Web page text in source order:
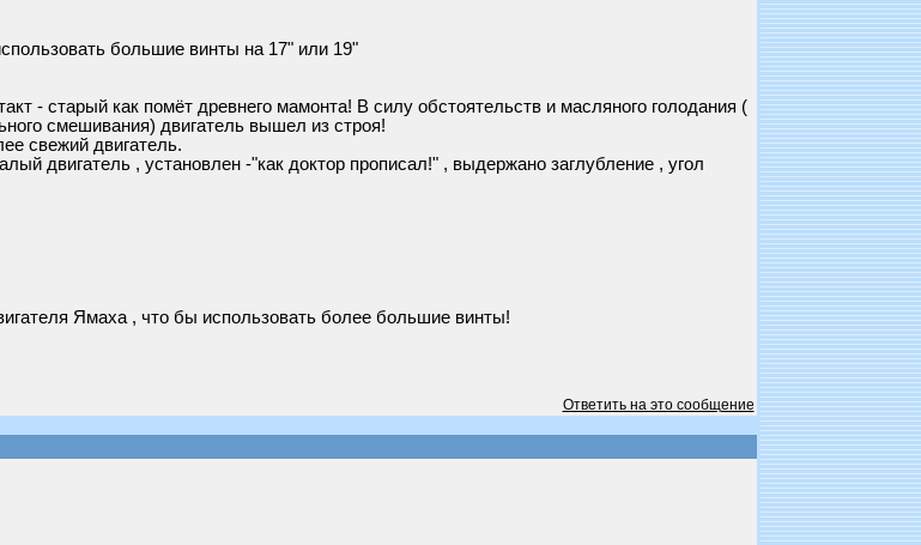
большие винты на 17" или 19"
- старый как помёт древнего мамонта! В силу обстоятельств и масляного голодания (
смешивания) двигатель вышел из строя!
свежий двигатель.
двигатель , установлен -"как доктор прописал!" , выдержано заглубление , угол
Ямаха , что бы использовать более большие винты!
Ответить на это сообщение